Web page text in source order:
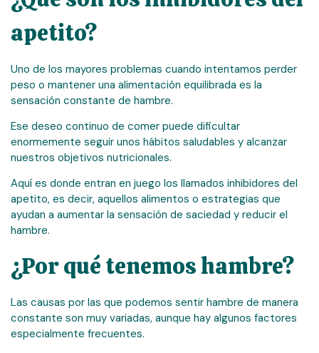
apetito?
Uno de los mayores problemas cuando intentamos perder
peso o mantener una alimentación equilibrada es la
sensación constante de hambre.
Ese deseo continuo de comer puede dificultar
enormemente seguir unos hábitos saludables y alcanzar
nuestros objetivos nutricionales.
Aquí es donde entran en juego los llamados inhibidores del
apetito, es decir, aquellos alimentos o estrategias que
ayudan a aumentar la sensación de saciedad y reducir el
hambre.
¿Por qué tenemos hambre?
Las causas por las que podemos sentir hambre de manera
constante son muy variadas, aunque hay algunos factores
especialmente frecuentes.